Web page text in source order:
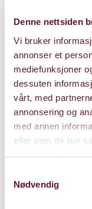
Denne nettsiden
Vi bruker
annonser et
mediefunksjoner
dessuten
vårt, med
annonsering og
med annen
eller som de har
tjenestene deres.
Nødvendig
stod Sonoro for
og bidro med
Sonoro vil spille
Joseph Haydn.